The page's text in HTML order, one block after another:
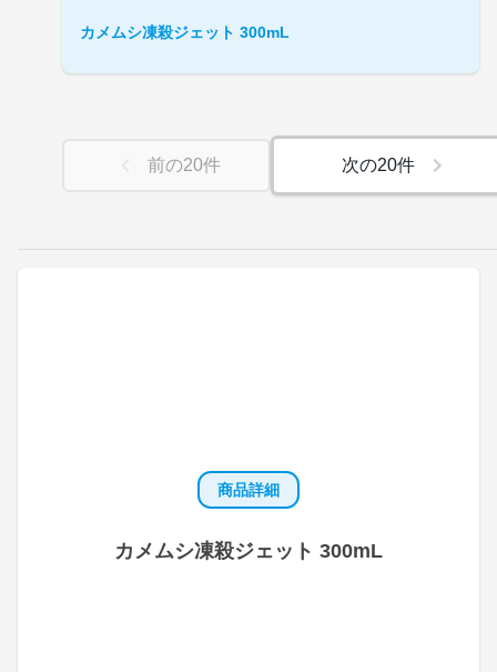
商品詳細
カメムシ凍殺ジェット 300mL
カメムシ凍殺ジェット 300mL
前の20件 次の20件